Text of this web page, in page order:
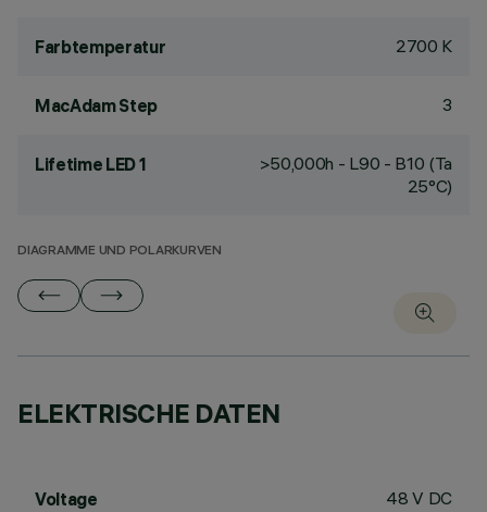
Farbtemperatur 2700 K
MacAdam Step 3
Lifetime LED 1
>50,000h - L90 - B10 (Ta
25°C)
DIAGRAMME UND POLARKURVEN
ELEKTRISCHE DATEN
Voltage 48 V DC